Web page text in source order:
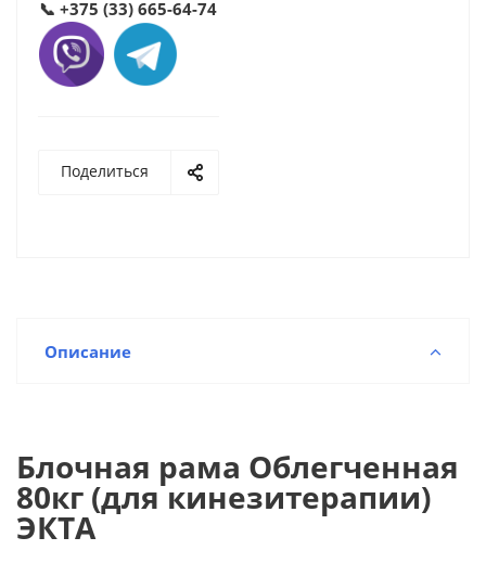
📞 +375 (33) 665-64-74
Поделиться
Описание
Блочная рама Облегченная
80кг (для кинезитерапии)
ЭКТА